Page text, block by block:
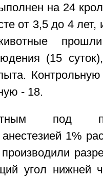
на 24
от 3,5 до 4
(15
Контрольную
- 18.
под
1%
угол нижней